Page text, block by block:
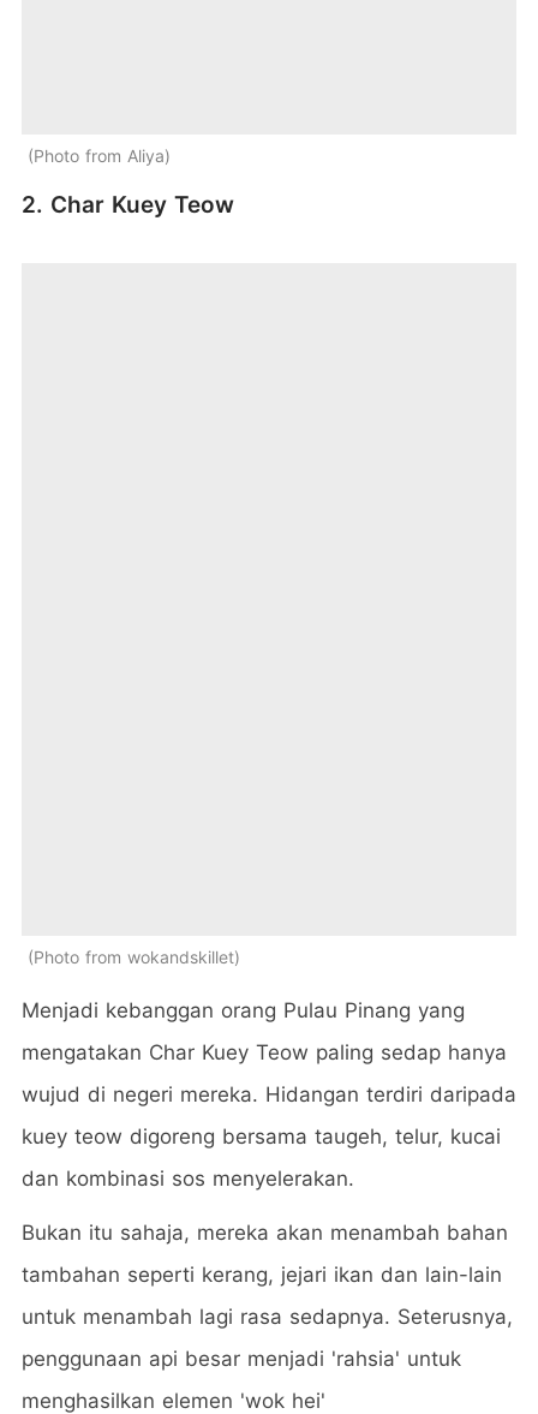
Photo from Aliya
2. Char Kuey Teow
Photo from wokandskillet
Menjadi kebanggan orang Pulau Pinang yang
mengatakan Char Kuey Teow paling sedap hanya
wujud di negeri mereka. Hidangan terdiri daripada
kuey teow digoreng bersama taugeh, telur, kucai
dan kombinasi sos menyelerakan.
Bukan itu sahaja, mereka akan menambah bahan
tambahan seperti kerang, jejari ikan dan lain-lain
untuk menambah lagi rasa sedapnya. Seterusnya,
penggunaan api besar menjadi 'rahsia' untuk
menghasilkan elemen 'wok hei'